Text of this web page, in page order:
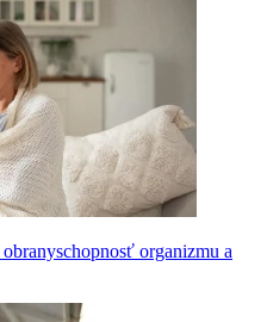
organizmu a